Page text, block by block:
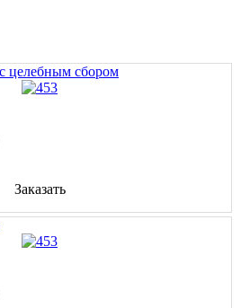
целебным сбором
Заказать